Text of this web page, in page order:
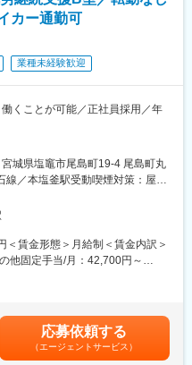
籍し、さらなる事業拡大を進め
の生活に直接貢献できる社会貢
研修、現場OJT、先輩施術師のサ
者も安心して学び成長できる体
カー通勤可
業種未経験歓迎
くことが可能／正社員採用／年
す。農作業、軽作業や事務作業
ございます。
お仕事への支援等です。
支援
メモ
経験でもゆっくり教えていきま
城県塩竈市尾島町19‐4 尾島町丸
／本塩釜駅受動喫煙対策：屋内
る事業所
＜賃金形態＞月給制＜賃金内訳＞
他固定手当/月：42,700円～
細は経験・スキル等を考慮の上決
（1月あたり～20,000円※前年度
～150,000円※前年度実績）■そ
応募依頼する
（エージェントサービス）